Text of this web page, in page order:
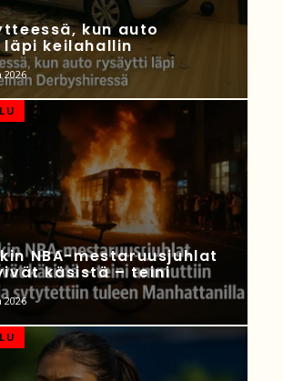
kun auto
keilahallin
NBA-mestaruusjuhlat
käsistä – teini